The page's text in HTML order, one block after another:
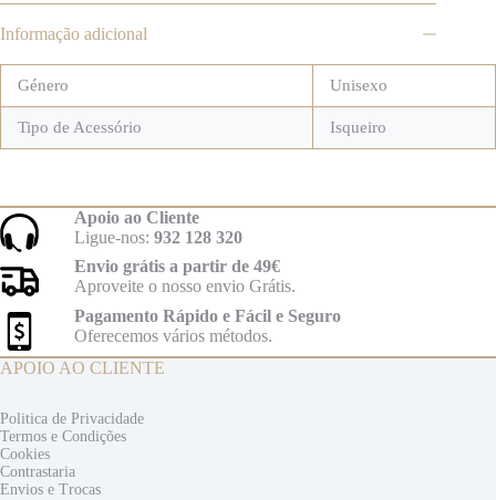
Informação adicional
Género Unisexo
Tipo de Acessório Isqueiro
Apoio ao Cliente
Ligue-nos: 932 128 320
Envio grátis a partir de 49€
Aproveite o nosso envio Grátis.
Pagamento Rápido e Fácil e Seguro
Oferecemos vários métodos.
APOIO AO CLIENTE
Politica de Privacidade
Termos e Condições
Cookies
Contrastaria
Envios e Trocas